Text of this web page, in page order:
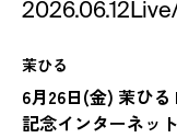
2026.06.12
茉ひる
6月26日(金) 茉ひ
記念インターネッ